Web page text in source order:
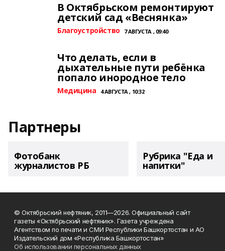
В Октябрьском ремонтируют
детский сад «Веснянка»
Благоустройство 7 АВГУСТА , 09:40
Что делать, если в
дыхательные пути ребёнка
попало инородное тело
Медицина 4 АВГУСТА , 10:32
Партнеры
Фотобанк
журналистов РБ
Рубрика "Еда и
напитки"
© Октябрьский нефтяник, 2011—2026. Официальный сайт
газеты «Октябрьский нефтяник». Газета учреждена
Агентством по печати и СМИ Республики Башкортостан и АО
Издательский дом «Республика Башкортостан»
Об использовании персональных данных